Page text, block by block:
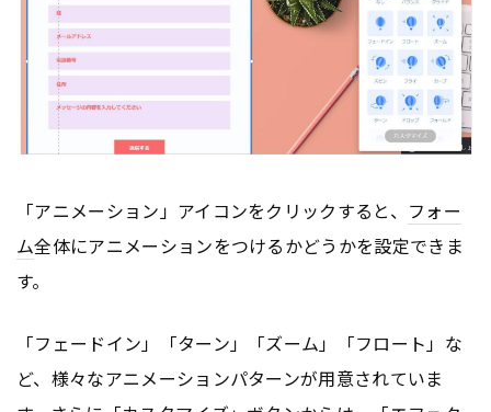
「アニメーション」アイコンをクリックすると、 フォー
ム全体にアニメーションをつけるかどうかを設定できま
す。
「フェードイン」「ターン」「ズーム」「フロート」な
ど、様々なアニメーションパターンが用意されていま